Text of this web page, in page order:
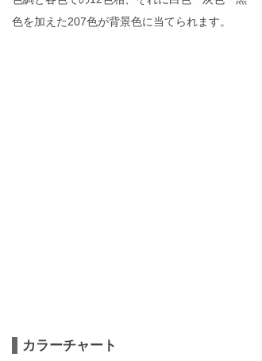
色を加えた207色が背景色に当てられます。
カラーチャート